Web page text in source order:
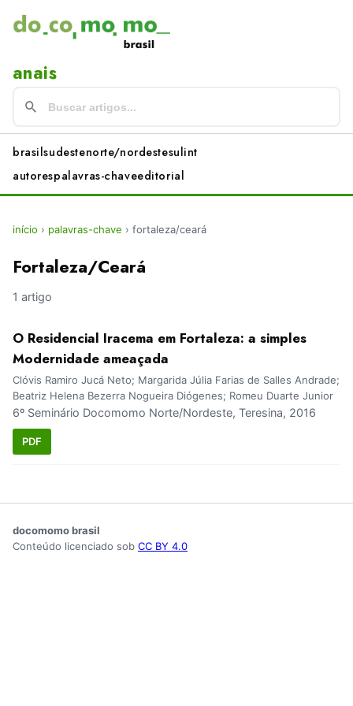
anais
brasilsudestenorte/nordestesulint
autorespalavras-chaveeditorial
início › palavras-chave › fortaleza/ceará
Fortaleza/Ceará
1 artigo
O Residencial Iracema em Fortaleza: a simples
Modernidade ameaçada
Clóvis Ramiro Jucá Neto; Margarida Júlia Farias de Salles Andrade;
Beatriz Helena Bezerra Nogueira Diógenes; Romeu Duarte Junior
6º Seminário Docomomo Norte/Nordeste, Teresina, 2016
PDF
docomomo brasil
Conteúdo licenciado sob CC BY 4.0